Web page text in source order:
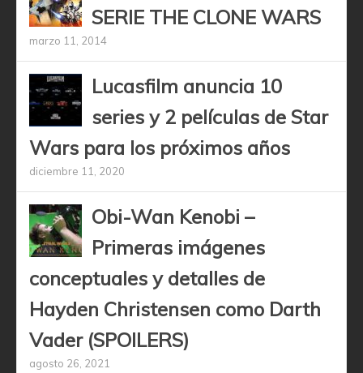
SERIE THE CLONE WARS
marzo 11, 2014
Lucasfilm anuncia 10
series y 2 películas de Star
Wars para los próximos años
diciembre 11, 2020
Obi-Wan Kenobi –
Primeras imágenes
conceptuales y detalles de
Hayden Christensen como Darth
Vader (SPOILERS)
agosto 26, 2021